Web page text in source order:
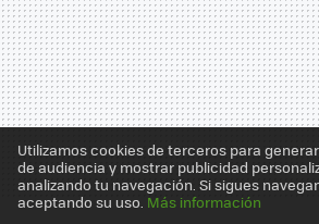
Utilizamos cookies de terceros para
de audiencia y mostrar publicidad
analizando tu navegación. Si sigues
aceptando su uso. Más información